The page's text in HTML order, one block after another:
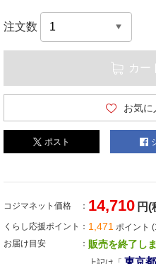
注文数
カー
お気に
ポスト
コジマネット価格 14,710 円(
くらし応援ポイント 1,471 ポイント
お届け目安
販売を終了し
東京